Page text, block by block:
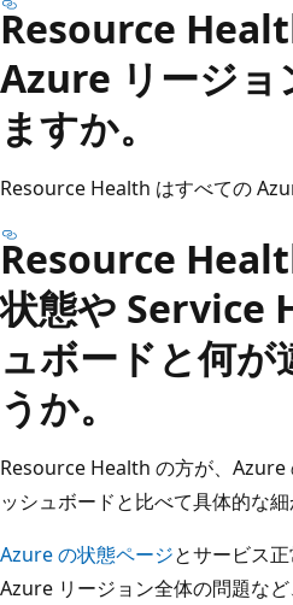
Resource
Azure リージョ
ますか。
Resource Health はすべての
Resource
状態や Service
ュボードと何が
うか。
Resource Health の方が、
ッシュボードと比べて具体的な細
Azure の状態ページとサービス
Azure リージョン全体の問題な